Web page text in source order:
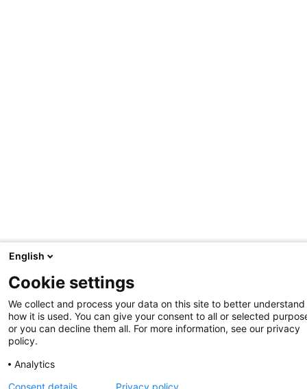
r
v
i
c
e
L
e
a
English
Cookie settings
We collect and process your data on this site to better understand
how it is used. You can give your consent to all or selected
or you can decline them all. For more information, see our privacy
policy.
Analytics
Consent details
Privacy policy